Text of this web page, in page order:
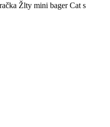
Žlty mini bager Cat s